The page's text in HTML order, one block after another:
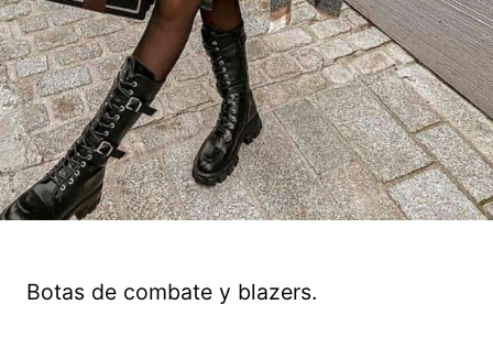
Botas de combate y blazers.